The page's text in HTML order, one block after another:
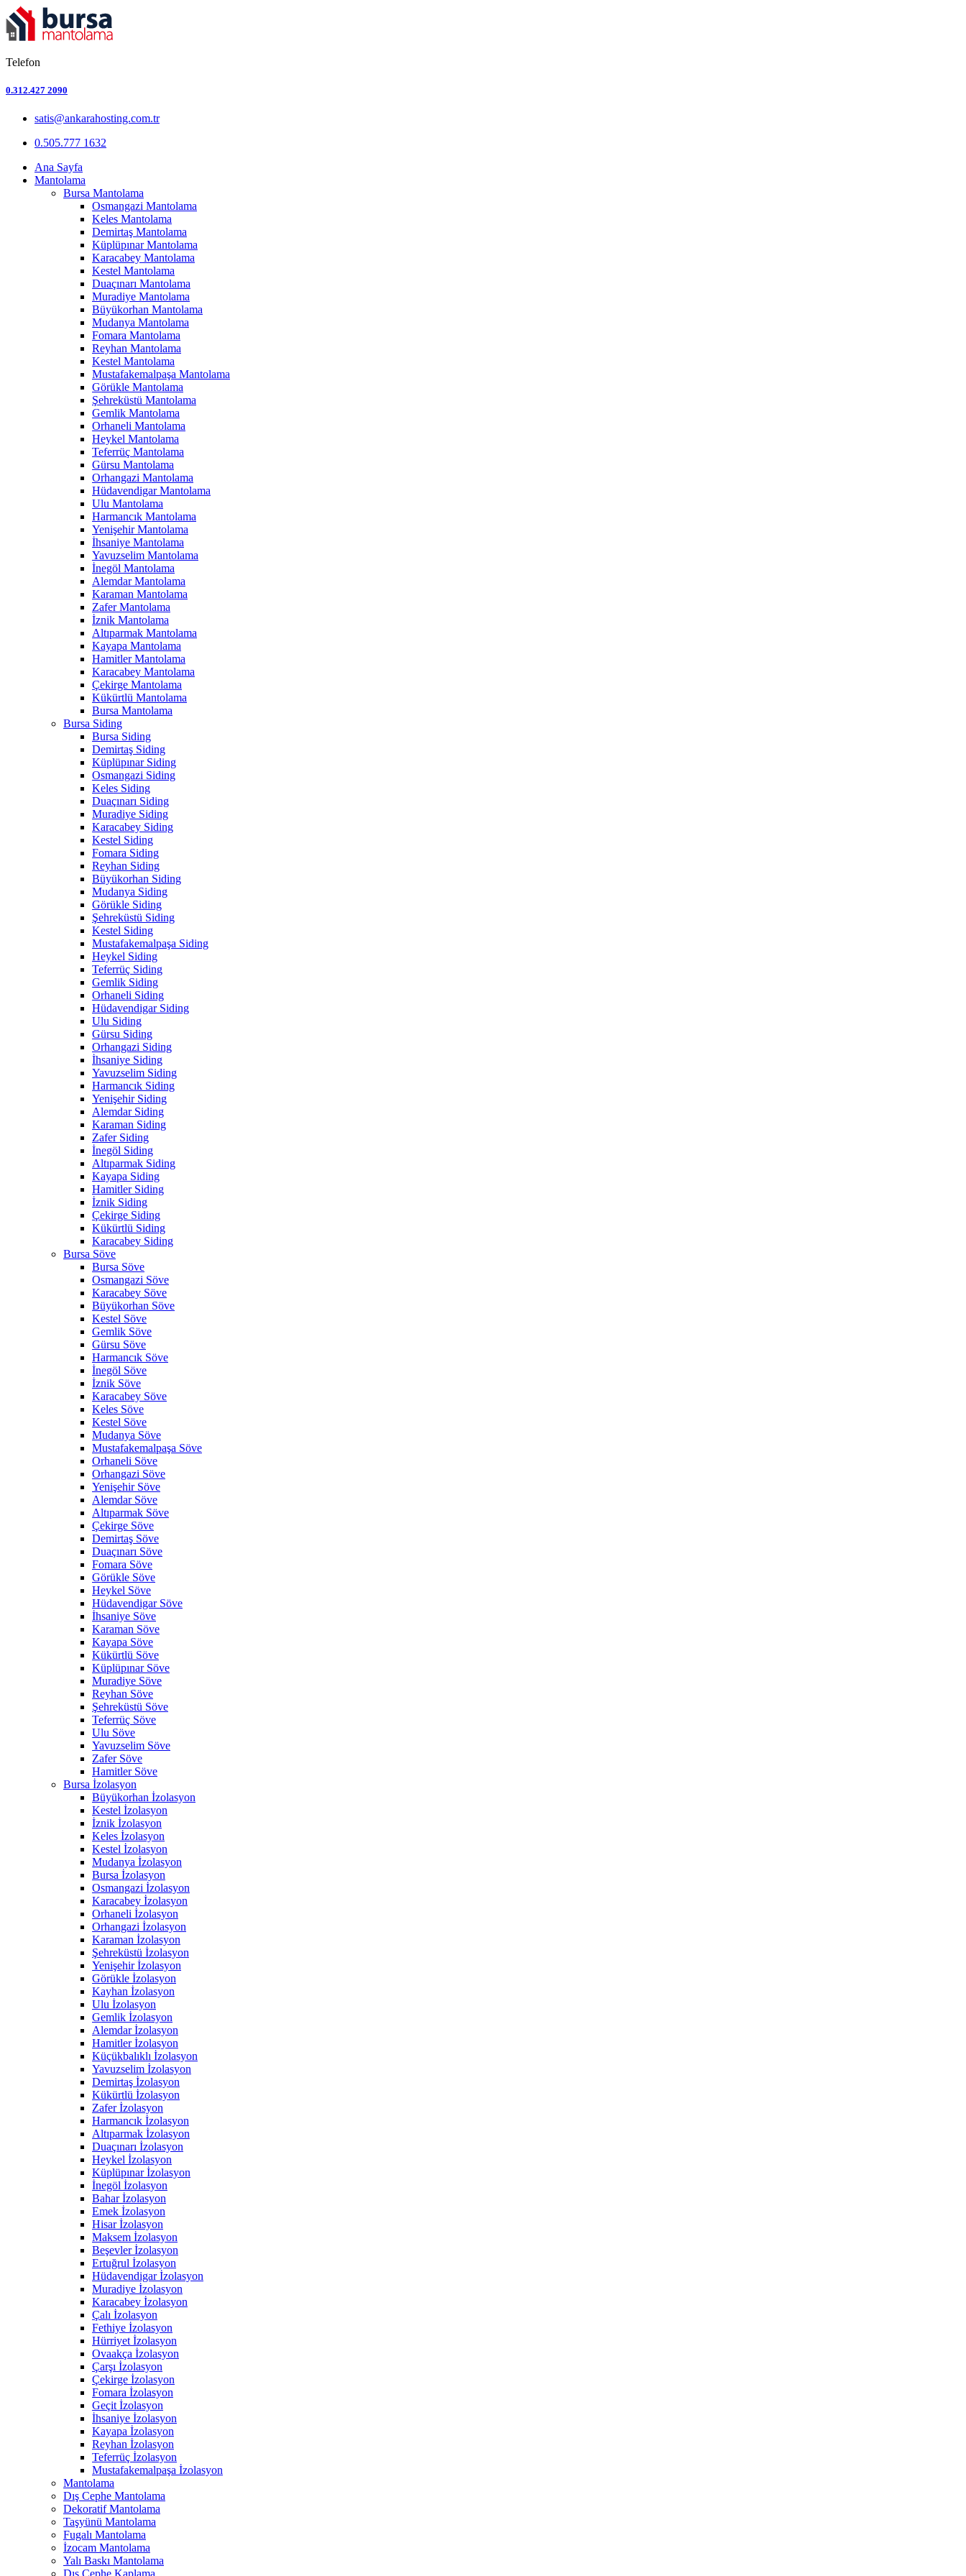
Telefon
0.312.427 2090
satis@ankarahosting.com.tr
0.505.777 1632
Ana Sayfa
Mantolama
Bursa Mantolama
Osmangazi Mantolama
Keles Mantolama
Demirtaş Mantolama
Küplüpınar Mantolama
Karacabey Mantolama
Kestel Mantolama
Duaçınarı Mantolama
Muradiye Mantolama
Büyükorhan Mantolama
Mudanya Mantolama
Fomara Mantolama
Reyhan Mantolama
Kestel Mantolama
Mustafakemalpaşa Mantolama
Görükle Mantolama
Şehreküstü Mantolama
Gemlik Mantolama
Orhaneli Mantolama
Heykel Mantolama
Teferrüç Mantolama
Gürsu Mantolama
Orhangazi Mantolama
Hüdavendigar Mantolama
Ulu Mantolama
Harmancık Mantolama
Yenişehir Mantolama
İhsaniye Mantolama
Yavuzselim Mantolama
İnegöl Mantolama
Alemdar Mantolama
Karaman Mantolama
Zafer Mantolama
İznik Mantolama
Altıparmak Mantolama
Kayapa Mantolama
Hamitler Mantolama
Karacabey Mantolama
Çekirge Mantolama
Kükürtlü Mantolama
Bursa Mantolama
Bursa Siding
Bursa Siding
Demirtaş Siding
Küplüpınar Siding
Osmangazi Siding
Keles Siding
Duaçınarı Siding
Muradiye Siding
Karacabey Siding
Kestel Siding
Fomara Siding
Reyhan Siding
Büyükorhan Siding
Mudanya Siding
Görükle Siding
Şehreküstü Siding
Kestel Siding
Mustafakemalpaşa Siding
Heykel Siding
Teferrüç Siding
Gemlik Siding
Orhaneli Siding
Hüdavendigar Siding
Ulu Siding
Gürsu Siding
Orhangazi Siding
İhsaniye Siding
Yavuzselim Siding
Harmancık Siding
Yenişehir Siding
Alemdar Siding
Karaman Siding
Zafer Siding
İnegöl Siding
Altıparmak Siding
Kayapa Siding
Hamitler Siding
İznik Siding
Çekirge Siding
Kükürtlü Siding
Karacabey Siding
Bursa Söve
Bursa Söve
Osmangazi Söve
Karacabey Söve
Büyükorhan Söve
Kestel Söve
Gemlik Söve
Gürsu Söve
Harmancık Söve
İnegöl Söve
İznik Söve
Karacabey Söve
Keles Söve
Kestel Söve
Mudanya Söve
Mustafakemalpaşa Söve
Orhaneli Söve
Orhangazi Söve
Yenişehir Söve
Alemdar Söve
Altıparmak Söve
Çekirge Söve
Demirtaş Söve
Duaçınarı Söve
Fomara Söve
Görükle Söve
Heykel Söve
Hüdavendigar Söve
İhsaniye Söve
Karaman Söve
Kayapa Söve
Kükürtlü Söve
Küplüpınar Söve
Muradiye Söve
Reyhan Söve
Şehreküstü Söve
Teferrüç Söve
Ulu Söve
Yavuzselim Söve
Zafer Söve
Hamitler Söve
Bursa İzolasyon
Büyükorhan İzolasyon
Kestel İzolasyon
İznik İzolasyon
Keles İzolasyon
Kestel İzolasyon
Mudanya İzolasyon
Bursa İzolasyon
Osmangazi İzolasyon
Karacabey İzolasyon
Orhaneli İzolasyon
Orhangazi İzolasyon
Karaman İzolasyon
Şehreküstü İzolasyon
Yenişehir İzolasyon
Görükle İzolasyon
Kayhan İzolasyon
Ulu İzolasyon
Gemlik İzolasyon
Alemdar İzolasyon
Hamitler İzolasyon
Küçükbalıklı İzolasyon
Yavuzselim İzolasyon
Demirtaş İzolasyon
Kükürtlü İzolasyon
Zafer İzolasyon
Harmancık İzolasyon
Altıparmak İzolasyon
Duaçınarı İzolasyon
Heykel İzolasyon
Küplüpınar İzolasyon
İnegöl İzolasyon
Bahar İzolasyon
Emek İzolasyon
Hisar İzolasyon
Maksem İzolasyon
Beşevler İzolasyon
Ertuğrul İzolasyon
Hüdavendigar İzolasyon
Muradiye İzolasyon
Karacabey İzolasyon
Çalı İzolasyon
Fethiye İzolasyon
Hürriyet İzolasyon
Ovaakça İzolasyon
Çarşı İzolasyon
Çekirge İzolasyon
Fomara İzolasyon
Geçit İzolasyon
İhsaniye İzolasyon
Kayapa İzolasyon
Reyhan İzolasyon
Teferrüç İzolasyon
Mustafakemalpaşa İzolasyon
Mantolama
Dış Cephe Mantolama
Dekoratif Mantolama
Taşyünü Mantolama
Fugalı Mantolama
İzocam Mantolama
Yalı Baskı Mantolama